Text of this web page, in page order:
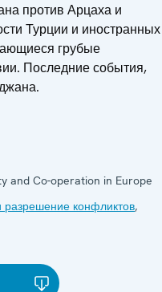
против Арцаха и
Турции и иностранных
грубые
Последние события,
and Co-operation in Europe
конфликтов,